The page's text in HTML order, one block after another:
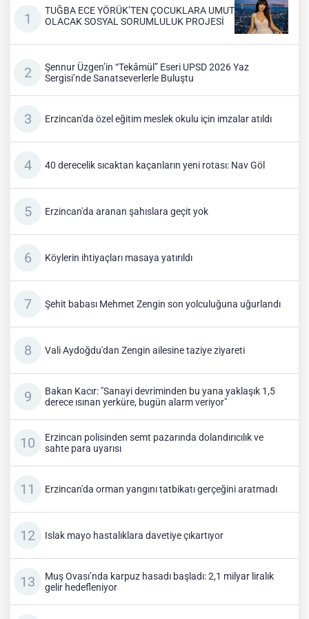
TUĞBA ECE YÖRÜK’TEN ÇOCUKLARA UMUT
OLACAK SOSYAL SORUMLULUK PROJESİ
Şennur Üzgen’in “Tekâmül” Eseri UPSD 2026 Yaz
Sergisi’nde Sanatseverlerle Buluştu
Erzincan'da özel eğitim meslek okulu için imzalar atıldı
40 derecelik sıcaktan kaçanların yeni rotası: Nav Göl
Erzincan'da aranan şahıslara geçit yok
Köylerin ihtiyaçları masaya yatırıldı
Şehit babası Mehmet Zengin son yolculuğuna uğurlandı
Vali Aydoğdu'dan Zengin ailesine taziye ziyareti
Bakan Kacır: "Sanayi devriminden bu yana yaklaşık 1,5
derece ısınan yerküre, bugün alarm veriyor"
Erzincan polisinden semt pazarında dolandırıcılık ve
sahte para uyarısı
Erzincan'da orman yangını tatbikatı gerçeğini aratmadı
Islak mayo hastalıklara davetiye çıkartıyor
Muş Ovası’nda karpuz hasadı başladı: 2,1 milyar liralık
gelir hedefleniyor